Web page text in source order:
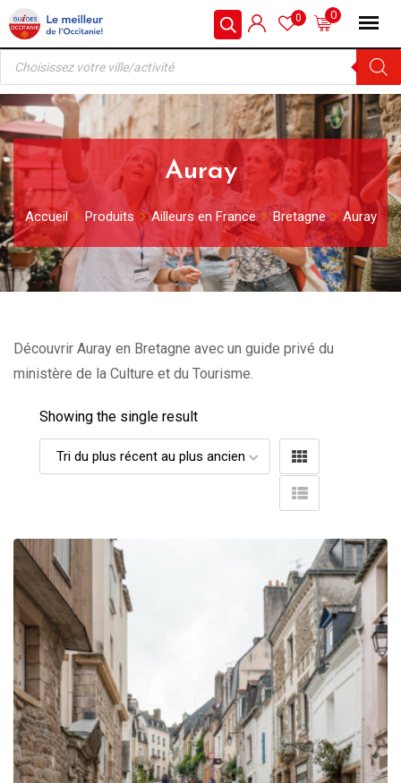
Skip
to
content
0
0
Recherche
produits
Auray
Accueil Produits Ailleurs en France Bretagne Auray
Découvrir Auray en Bretagne avec un guide privé du
ministère de la Culture et du Tourisme.
Showing the single result